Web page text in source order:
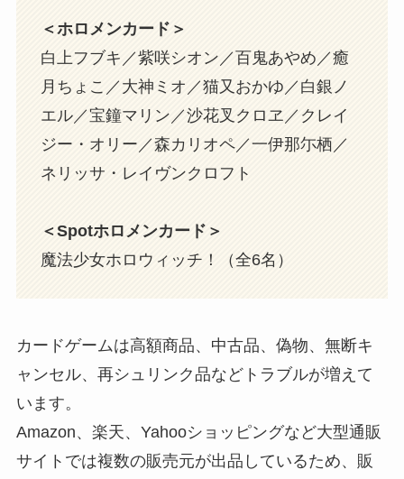
＜ホロメンカード＞
白上フブキ／紫咲シオン／百鬼あやめ／癒
月ちょこ／大神ミオ／猫又おかゆ／白銀ノ
エル／宝鐘マリン／沙花叉クロヱ／クレイ
ジー・オリー／森カリオペ／一伊那尓栖／
ネリッサ・レイヴンクロフト
＜Spotホロメンカード＞
魔法少女ホロウィッチ！（全6名）
カードゲームは高額商品、中古品、偽物、無断キ
ャンセル、再シュリンク品などトラブルが増えて
います。
Amazon、楽天、Yahooショッピングなど大型通販
サイトでは複数の販売元が出品しているため、販